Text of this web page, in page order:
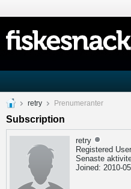
retry Prenumeranter
Subscription
retry
Registered User
Senaste
Joined: 2010-